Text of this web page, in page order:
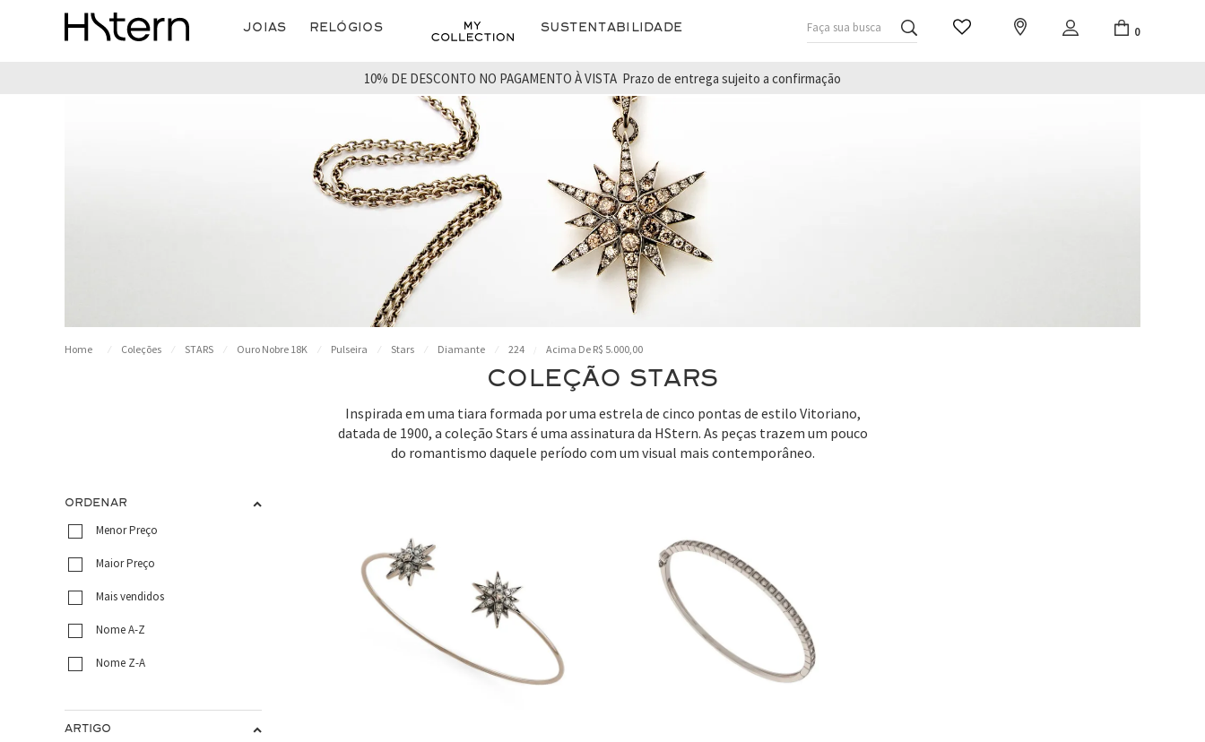
Joias Relógios Sustentabilidade Faça sua busca 0
10% DE DESCONTO NO PAGAMENTO À VISTA Prazo de entrega sujeito a confirmação
Coleções STARS Ouro Nobre 18K Pulseira Stars Diamante 224 Acima De R$ 5.000,00
COLEÇÃO STARS
Inspirada em uma tiara formada por uma estrela de cinco pontas de estilo Vitoriano,
datada de 1900, a coleção Stars é uma assinatura da HStern. As peças trazem um pouco
do romantismo daquele período com um visual mais contemporâneo.
ORDENAR
Menor Preço
Maior Preço
Mais vendidos
Nome A-Z
Nome Z-A
ARTIGO